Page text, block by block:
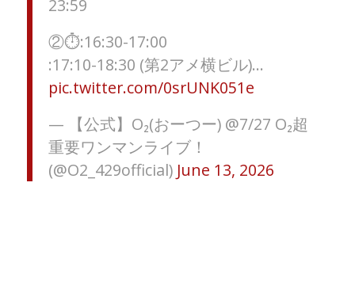
23:59
②⏱:16:30-17:00
️:17:10-18:30 (第2アメ横ビル)…
pic.twitter.com/0srUNK051e
— 【公式】O₂(おーつー) @7/27 O₂超
重要ワンマンライブ！
(@O2_429official) June 13, 2026